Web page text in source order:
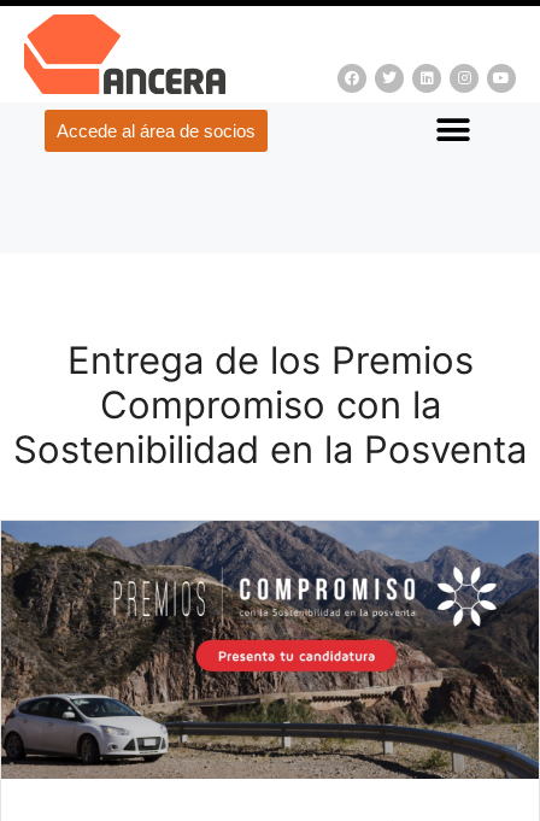
Accede al área de socios
Entrega de los Premios
Compromiso con la
Sostenibilidad en la Posventa